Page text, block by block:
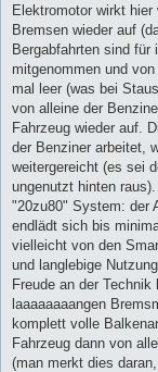
Elektromotor wirkt
Bremsen wieder auf
Bergabfahrten sind für
mitgenommen und
mal leer (was bei
von alleine der
Fahrzeug wieder auf.
der Benziner arbeitet,
weitergereicht (es sei
ungenutzt hinten
"20zu80" System: der
endlädt sich bis
vielleicht von den
und langlebige
Freude an der
laaaaaaaangen
komplett volle
Fahrzeug dann von
(man merkt dies